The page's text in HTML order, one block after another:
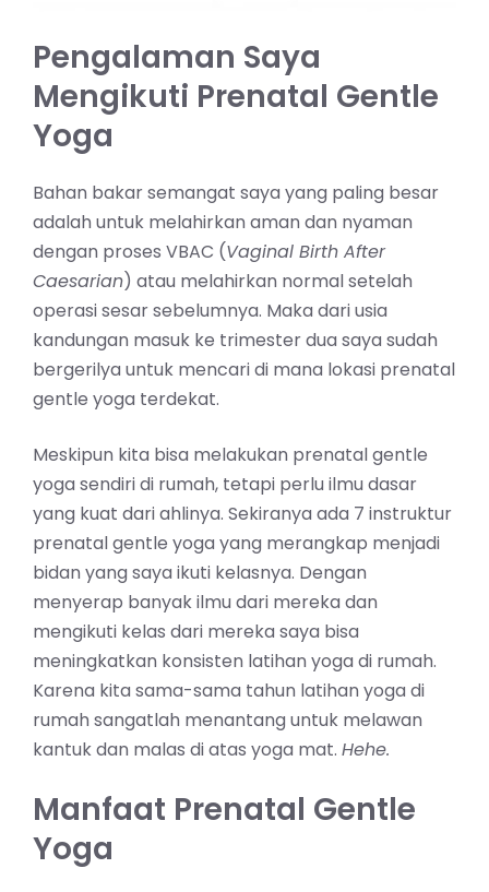
Pengalaman Saya
Mengikuti Prenatal Gentle
Yoga
Bahan bakar semangat saya yang paling besar
adalah untuk melahirkan aman dan nyaman
dengan proses VBAC (Vaginal Birth After
Caesarian) atau melahirkan normal setelah
operasi sesar sebelumnya. Maka dari usia
kandungan masuk ke trimester dua saya sudah
bergerilya untuk mencari di mana lokasi prenatal
gentle yoga terdekat.
Meskipun kita bisa melakukan prenatal gentle
yoga sendiri di rumah, tetapi perlu ilmu dasar
yang kuat dari ahlinya. Sekiranya ada 7 instruktur
prenatal gentle yoga yang merangkap menjadi
bidan yang saya ikuti kelasnya. Dengan
menyerap banyak ilmu dari mereka dan
mengikuti kelas dari mereka saya bisa
meningkatkan konsisten latihan yoga di rumah.
Karena kita sama-sama tahun latihan yoga di
rumah sangatlah menantang untuk melawan
kantuk dan malas di atas yoga mat. Hehe.
Manfaat Prenatal Gentle
Yoga